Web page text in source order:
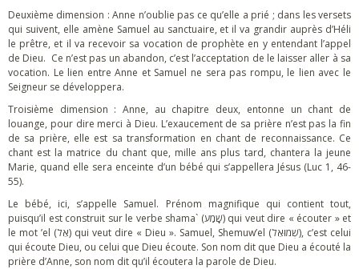
Deuxième dimension : Anne n’oublie pas ce qu’elle a prié ; dans les versets
qui suivent, elle amène Samuel au sanctuaire, et il va grandir auprès d’Héli
le prêtre, et il va recevoir sa vocation de prophète en y entendant l’appel
de Dieu. Ce n’est pas un abandon, c’est l’acceptation de le laisser aller à sa
vocation. Le lien entre Anne et Samuel ne sera pas rompu, le lien avec le
Seigneur se développera.
Troisième dimension : Anne, au chapitre deux, entonne un chant de
louange, pour dire merci à Dieu. L’exaucement de sa prière n’est pas la fin
de sa prière, elle est sa transformation en chant de reconnaissance. Ce
chant est la matrice du chant que, mille ans plus tard, chantera la jeune
Marie, quand elle sera enceinte d’un bébé qui s’appellera Jésus (Luc 1, 46-
55).
Le bébé, ici, s’appelle Samuel. Prénom magnifique qui contient tout,
puisqu’il est construit sur le verbe shama` (שָׁמַע) qui veut dire « écouter » et
le mot ’el (אֵל) qui veut dire « Dieu ». Samuel, Shemuw’el (שְׁמוּאֵל), c’est celui
qui écoute Dieu, ou celui que Dieu écoute. Son nom dit que Dieu a écouté la
prière d’Anne, son nom dit qu’il écoutera la parole de Dieu.